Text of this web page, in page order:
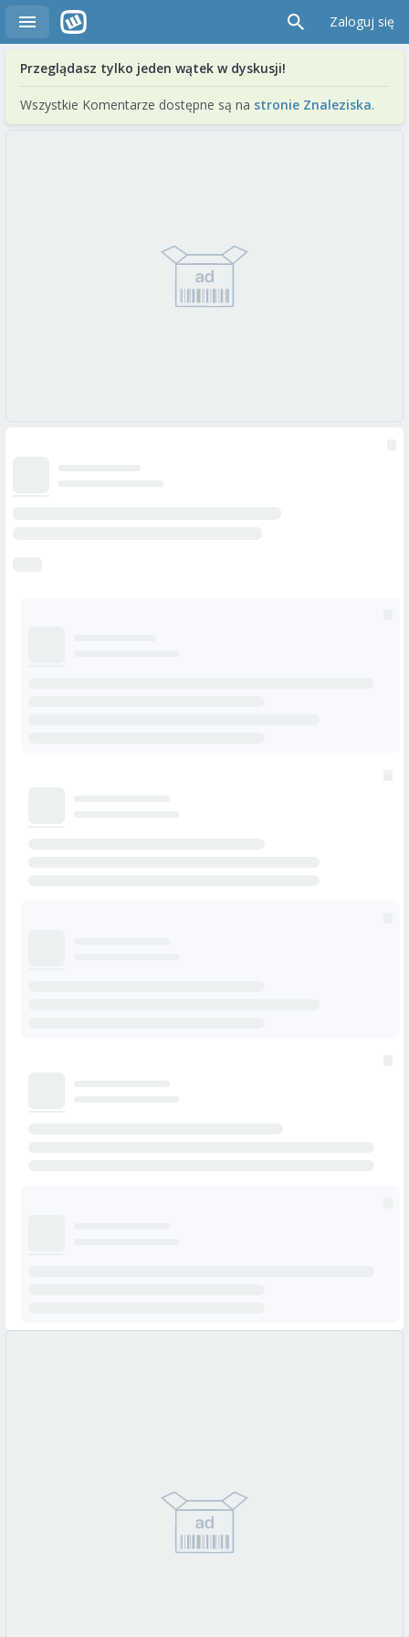
Zaloguj się
Przeglądasz tylko jeden wątek w dyskusji!
Wszystkie Komentarze dostępne są na stronie Znaleziska.